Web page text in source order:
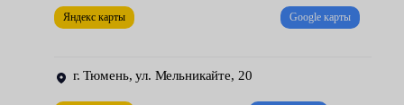
обслуживания Fresh Auto. Наши специалисты имеют большой
Яндекс карты Google карты
г. Тюмень, ул. Мельникайте, 20